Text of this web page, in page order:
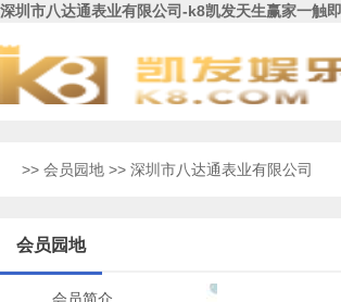
深圳市八达通表业有限公司-k8凯发天生赢家一触
>> 会员园地 >> 深圳市八达通表业有限公司
会员园地